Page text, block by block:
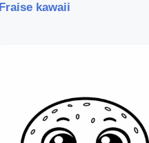
Fraise kawaii